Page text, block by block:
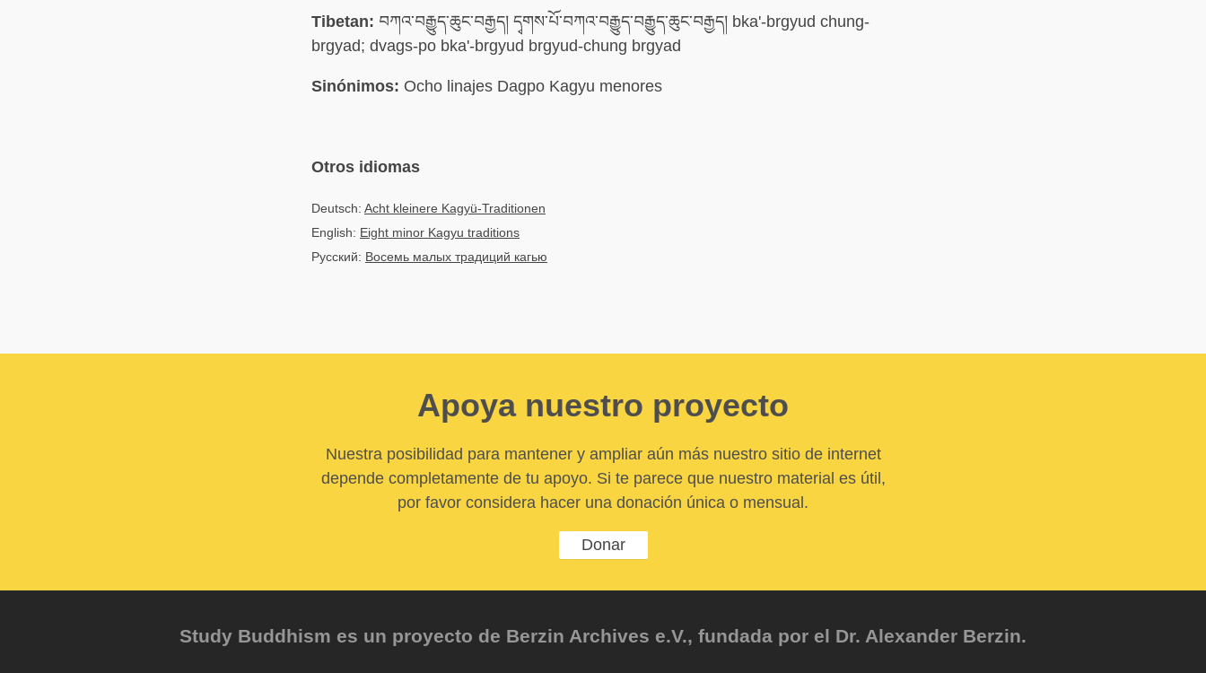
Tibetan: བཀའ་བརྒྱུད་ཆུང་བརྒྱད། དྭགས་པོ་བཀའ་བརྒྱུད་བརྒྱུད་ཆུང་བརྒྱད། bka'-brgyud chung-
brgyad; dvags-po bka'-brgyud brgyud-chung brgyad
Sinónimos: Ocho linajes Dagpo Kagyu menores
Otros idiomas
Deutsch: Acht kleinere Kagyü-Traditionen
English: Eight minor Kagyu traditions
Русский: Восемь малых традиций кагью
Apoya nuestro proyecto
Nuestra posibilidad para mantener y ampliar aún más nuestro sitio de internet
depende completamente de tu apoyo. Si te parece que nuestro material es útil,
por favor considera hacer una donación única o mensual.
Donar
Study Buddhism es un proyecto de Berzin Archives e.V., fundada por el Dr. Alexander Berzin.